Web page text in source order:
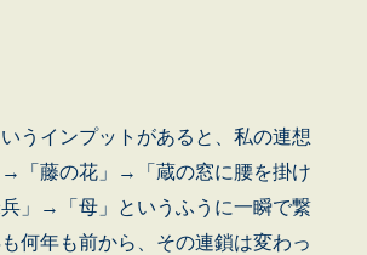
いうインプットがあると、私の連想
→「藤の花」→「蔵の窓に腰を掛け
」→「母」というふうに一瞬で繋
何年も前から、その連鎖は変わっ